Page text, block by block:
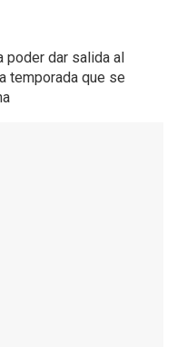
poder dar salida al
temporada que se